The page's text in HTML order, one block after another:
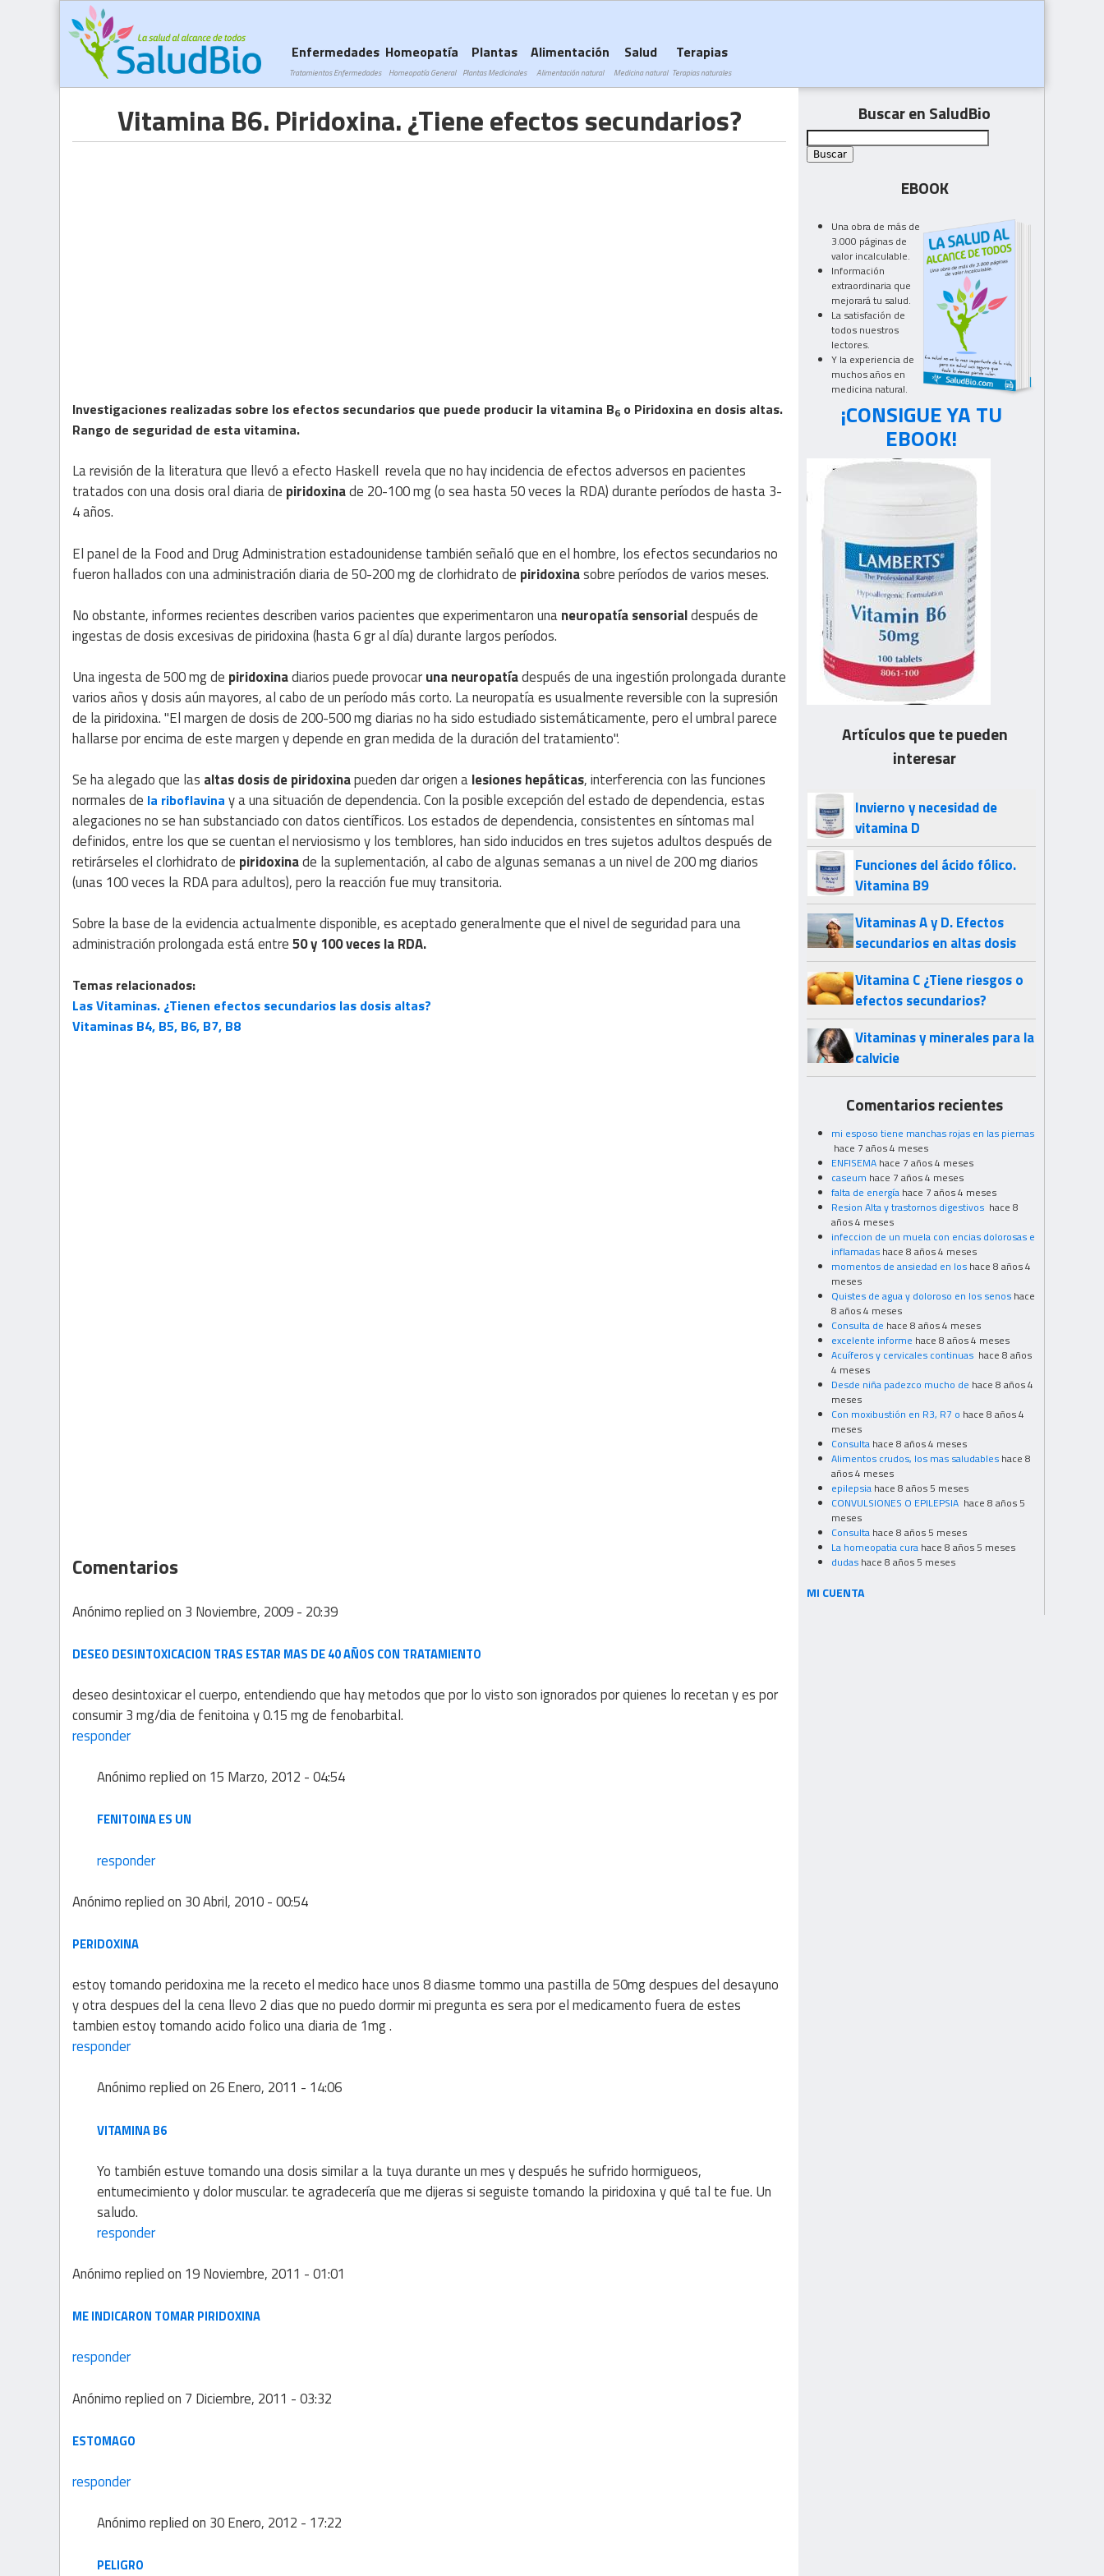
Vitamina B6. Piridoxina. ¿Tiene efectos secundarios?
Investigaciones realizadas sobre los efectos secundarios que puede producir la vitamina B6 o Piridoxina en dosis altas.
Rango de seguridad de esta vitamina.
La revisión de la literatura que llevó a efecto Haskell revela que no hay incidencia de efectos adversos en pacientes
tratados con una dosis oral diaria de piridoxinade 20-100 mg (o sea hasta 50 veces la RDA) durante períodos de hasta 3-
4 años.
El panel de la Food and Drug Administration estadounidense también señaló que en el hombre, los efectos secundarios no
fueron hallados con una administración diaria de 50-200 mg de clorhidrato de piridoxinasobre períodos de varios meses.
No obstante, informes recientes describen varios pacientes que experimentaron unaneuropatía sensorialdespués de
ingestas de dosis excesivas de piridoxina (hasta 6 gr al día) durante largos períodos.
Una ingesta de 500 mg de piridoxinadiarios puede provocaruna neuropatíadespués de una ingestión prolongada durante
varios años y dosis aún mayores, al cabo de un período más corto. La neuropatía es usualmente reversible con la supresión
de la piridoxina. "El margen de dosis de 200-500 mg diarias no ha sido estudiado sistemáticamente, pero el umbral parece
hallarse por encima de este margen y depende en gran medida de la duración del tratamiento".
Se ha alegado que las altas dosis de piridoxinapueden dar origen alesiones hepáticas, interferencia con las funciones
normales de la riboflavina y a una situación de dependencia. Con la posible excepción del estado de dependencia, estas
alegaciones no se han substanciado con datos científicos. Los estados de dependencia, consistentes en síntomas mal
definidos, entre los que se cuentan el nerviosismo y los temblores, han sido inducidos en tres sujetos adultos después de
retirárseles el clorhidrato de piridoxinade la suplementación, al cabo de algunas semanas a un nivel de 200 mg diarios
(unas 100 veces la RDA para adultos), pero la reacción fue muy transitoria.
Sobre la base de la evidencia actualmente disponible, es aceptado generalmente que el nivel de seguridad para una
administración prolongada está entre50 y 100 veces la RDA.
Temas relacionados:
Las Vitaminas. ¿Tienen efectos secundarios las dosis altas?
Vitaminas B4, B5, B6, B7, B8
Comentarios
Anónimoreplied on 3 Noviembre, 2009 - 20:39
DESEO DESINTOXICACION TRAS ESTAR MAS DE 40 AÑOS CON TRATAMIENTO
deseo desintoxicar el cuerpo, entendiendo que hay metodos que por lo visto son ignorados por quienes lo recetan y es por
consumir 3 mg/dia de fenitoina y 0.15 mg de fenobarbital.
responder
Anónimoreplied on 15 Marzo, 2012 - 04:54
FENITOINA ES UN
responder
Anónimoreplied on 30 Abril, 2010 - 00:54
PERIDOXINA
estoy tomando peridoxina me la receto el medico hace unos 8 diasme tommo una pastilla de 50mg despues del desayuno
y otra despues del la cena llevo 2 dias que no puedo dormir mi pregunta es sera por el medicamento fuera de estes
tambien estoy tomando acido folico una diaria de 1mg .
responder
Anónimoreplied on 26 Enero, 2011 - 14:06
VITAMINA B6
Yo también estuve tomando una dosis similar a la tuya durante un mes y después he sufrido hormigueos,
entumecimiento y dolor muscular. te agradecería que me dijeras si seguiste tomando la piridoxina y qué tal te fue. Un
saludo.
responder
Anónimoreplied on 19 Noviembre, 2011 - 01:01
ME INDICARON TOMAR PIRIDOXINA
responder
Anónimoreplied on 7 Diciembre, 2011 - 03:32
ESTOMAGO
responder
Anónimoreplied on 30 Enero, 2012 - 17:22
PELIGRO
Enfermedades
Tratamientos Enfermedades
Homeopatía
Homeopatía General
Plantas
Plantas Medicinales
Alimentación
Alimentación natural
Salud
Medicina natural
Terapias
Terapias naturales
Buscar en SaludBio
EBOOK
Una obra de más de
3.000 páginas de
valor incalculable.
Información
extraordinaria que
mejorará tu salud.
La satisfación de
todos nuestros
lectores.
Y la experiencia de
muchos años en
medicina natural.
¡CONSIGUE YA TU
EBOOK!
Artículos que te pueden
interesar
Invierno y necesidad de
vitamina D
Funciones del ácido fólico.
Vitamina B9
Vitaminas A y D. Efectos
secundarios en altas dosis
Vitamina C ¿Tiene riesgos o
efectos secundarios?
Vitaminas y minerales para la
calvicie
Comentarios recientes
mi esposo tiene manchas rojas en las piernas
hace 7 años 4 meses
ENFISEMA hace 7 años 4 meses
caseum hace 7 años 4 meses
falta de energía hace 7 años 4 meses
Resion Alta y trastornos digestivos hace 8
años 4 meses
infeccion de un muela con encias dolorosas e
inflamadas hace 8 años 4 meses
momentos de ansiedad en los hace 8 años 4
meses
Quistes de agua y doloroso en los senos hace
8 años 4 meses
Consulta de hace 8 años 4 meses
excelente informe hace 8 años 4 meses
Acuíferos y cervicales continuas hace 8 años
4 meses
Desde niña padezco mucho de hace 8 años 4
meses
Con moxibustión en R3, R7 o hace 8 años 4
meses
Consulta hace 8 años 4 meses
Alimentos crudos, los mas saludables hace 8
años 4 meses
epilepsia hace 8 años 5 meses
CONVULSIONES O EPILEPSIA hace 8 años 5
meses
Consulta hace 8 años 5 meses
La homeopatia cura hace 8 años 5 meses
dudas hace 8 años 5 meses
MI CUENTA